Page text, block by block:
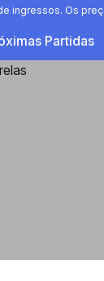
ingressos. Os
Partidas